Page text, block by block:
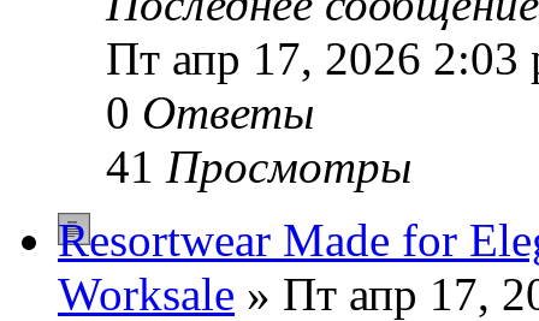
Пт апр 17, 2026 2:03
0 Ответы
41 Просмотры
Resortwear Made for
Worksale » Пт апр 17,